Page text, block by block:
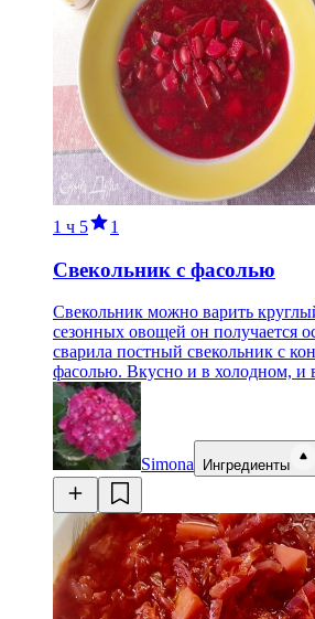
1 ч 5 1
Свекольник с фасолью
Свекольник можно варить
сезонных овощей он получается
сварила постный свекольник с
фасолью. Вкусно и в холодном, и
Simona Ингредиенты